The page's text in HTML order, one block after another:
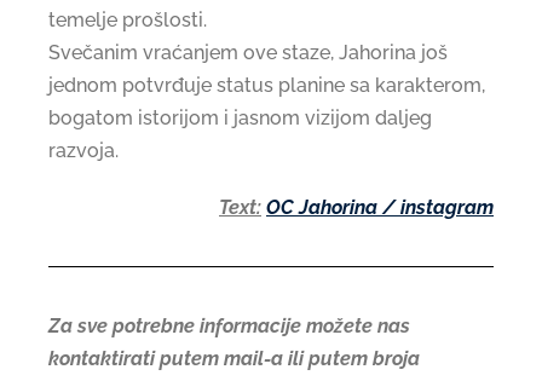
temelje prošlosti.
Svečanim vraćanjem ove staze, Jahorina još
jednom potvrđuje status planine sa karakterom,
bogatom istorijom i jasnom vizijom daljeg
razvoja.
Text: OC Jahorina / instagram
Za sve potrebne informacije možete nas
kontaktirati putem mail-a ili putem broja